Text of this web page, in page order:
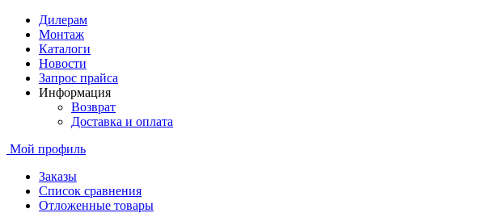
Дилерам
Монтаж
Каталоги
Новости
Запрос прайса
Информация
Возврат
Доставка и оплата
Мой профиль
Заказы
Список сравнения
Отложенные товары